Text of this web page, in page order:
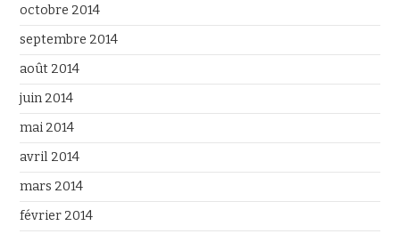
octobre 2014
septembre 2014
août 2014
juin 2014
mai 2014
avril 2014
mars 2014
février 2014